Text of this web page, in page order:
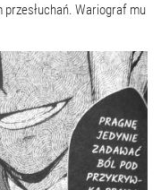
Wariograf mu